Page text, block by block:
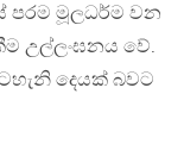
පරම මූලධර්ම වන
උල්ලංඝනය වේ.
දෙයක් බවට